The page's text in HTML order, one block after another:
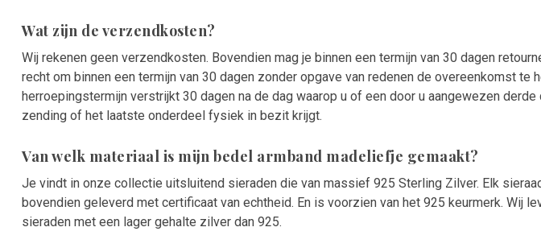
Wat zijn de verzendkosten?
Wij rekenen geen verzendkosten. Bovendien mag je binnen een termijn van 30 dagen
recht om binnen een termijn van 30 dagen zonder opgave van redenen de overeenkomst te
herroepingstermijn verstrijkt 30 dagen na de dag waarop u of een door u aangewezen derde
zending of het laatste onderdeel fysiek in bezit krijgt.
Van welk materiaal is mijn bedel armband madeliefje gemaakt?
Je vindt in onze collectie uitsluitend sieraden die van massief 925 Sterling Zilver. Elk
bovendien geleverd met certificaat van echtheid. En is voorzien van het 925 keurmerk. Wij
sieraden met een lager gehalte zilver dan 925.